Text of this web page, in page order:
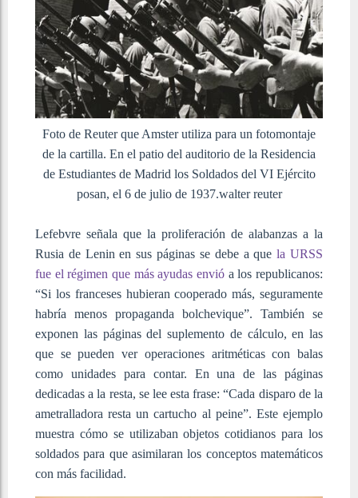
Foto de Reuter que Amster utiliza para un fotomontaje
de la cartilla. En el patio del auditorio de la Residencia
de Estudiantes de Madrid los Soldados del VI Ejército
posan, el 6 de julio de 1937.walter reuter
Lefebvre señala que la proliferación de alabanzas a la
Rusia de Lenin en sus páginas se debe a quela URSS
fue el régimen que más ayudas envió a los republicanos:
“Si los franceses hubieran cooperado más, seguramente
habría menos propaganda bolchevique”. También se
exponen las páginas del suplemento de cálculo, en las
que se pueden ver operaciones aritméticas con balas
como unidades para contar. En una de las páginas
dedicadas a la resta, se lee esta frase: “Cada disparo de la
ametralladora resta un cartucho al peine”. Este ejemplo
muestra cómo se utilizaban objetos cotidianos para los
soldados para que asimilaran los conceptos matemáticos
con más facilidad.